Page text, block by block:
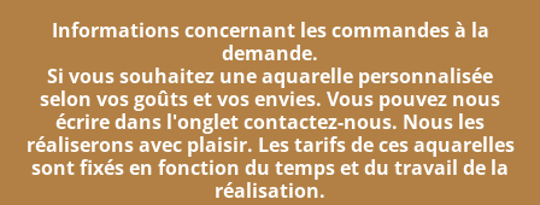
Informations concernant les commandes à la
demande.
Si vous souhaitez une aquarelle personnalisée
selon vos goûts et vos envies. Vous pouvez nous
écrire dans l'onglet contactez-nous. Nous les
réaliserons avec plaisir. Les tarifs de ces aquarelles
sont fixés en fonction du temps et du travail de la
réalisation.